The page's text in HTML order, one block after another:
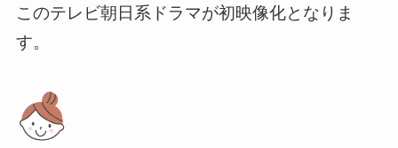
このテレビ朝日系ドラマが初映像化となりま
す。